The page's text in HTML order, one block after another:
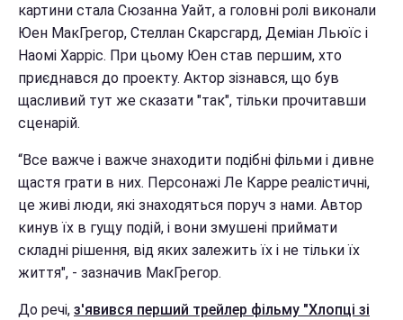
картини стала Сюзанна Уайт, а головні ролі виконали
Юен МакГрегор, Стеллан Скарсгард, Деміан Льюїс і
Наомі Харріс. При цьому Юен став першим, хто
приєднався до проекту. Актор зізнався, що був
щасливий тут же сказати "так", тільки прочитавши
сценарій.
“Все важче і важче знаходити подібні фільми і дивне
щастя грати в них. Персонажі Ле Карре реалістичні,
це живі люди, які знаходяться поруч з нами. Автор
кинув їх в гущу подій, і вони змушені приймати
складні рішення, від яких залежить їх і не тільки їх
життя", - зазначив МакГрегор.
До речі, з'явився перший трейлер фільму "Хлопці зі